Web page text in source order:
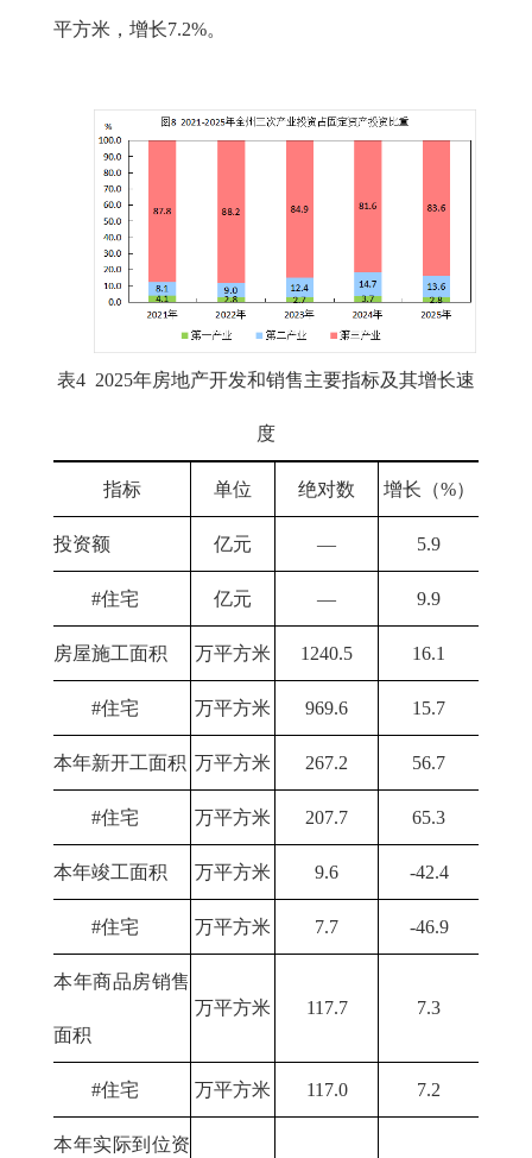
平方米，增长7.2%。
表4 2025年房地产开发和销售主要指标及其增长速
度
指标 单位 绝对数 增长（%）
投资额 亿元 — 5.9
#住宅 亿元 — 9.9
房屋施工面积 万平方米 1240.5 16.1
#住宅 万平方米 969.6 15.7
本年新开工面积 万平方米 267.2 56.7
#住宅 万平方米 207.7 65.3
本年竣工面积 万平方米 9.6 -42.4
#住宅 万平方米 7.7 -46.9
本年商品房销售
面积
万平方米 117.7 7.3
#住宅 万平方米 117.0 7.2
本年实际到位资